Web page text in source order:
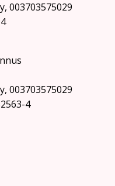
003703575029
003703575029
4